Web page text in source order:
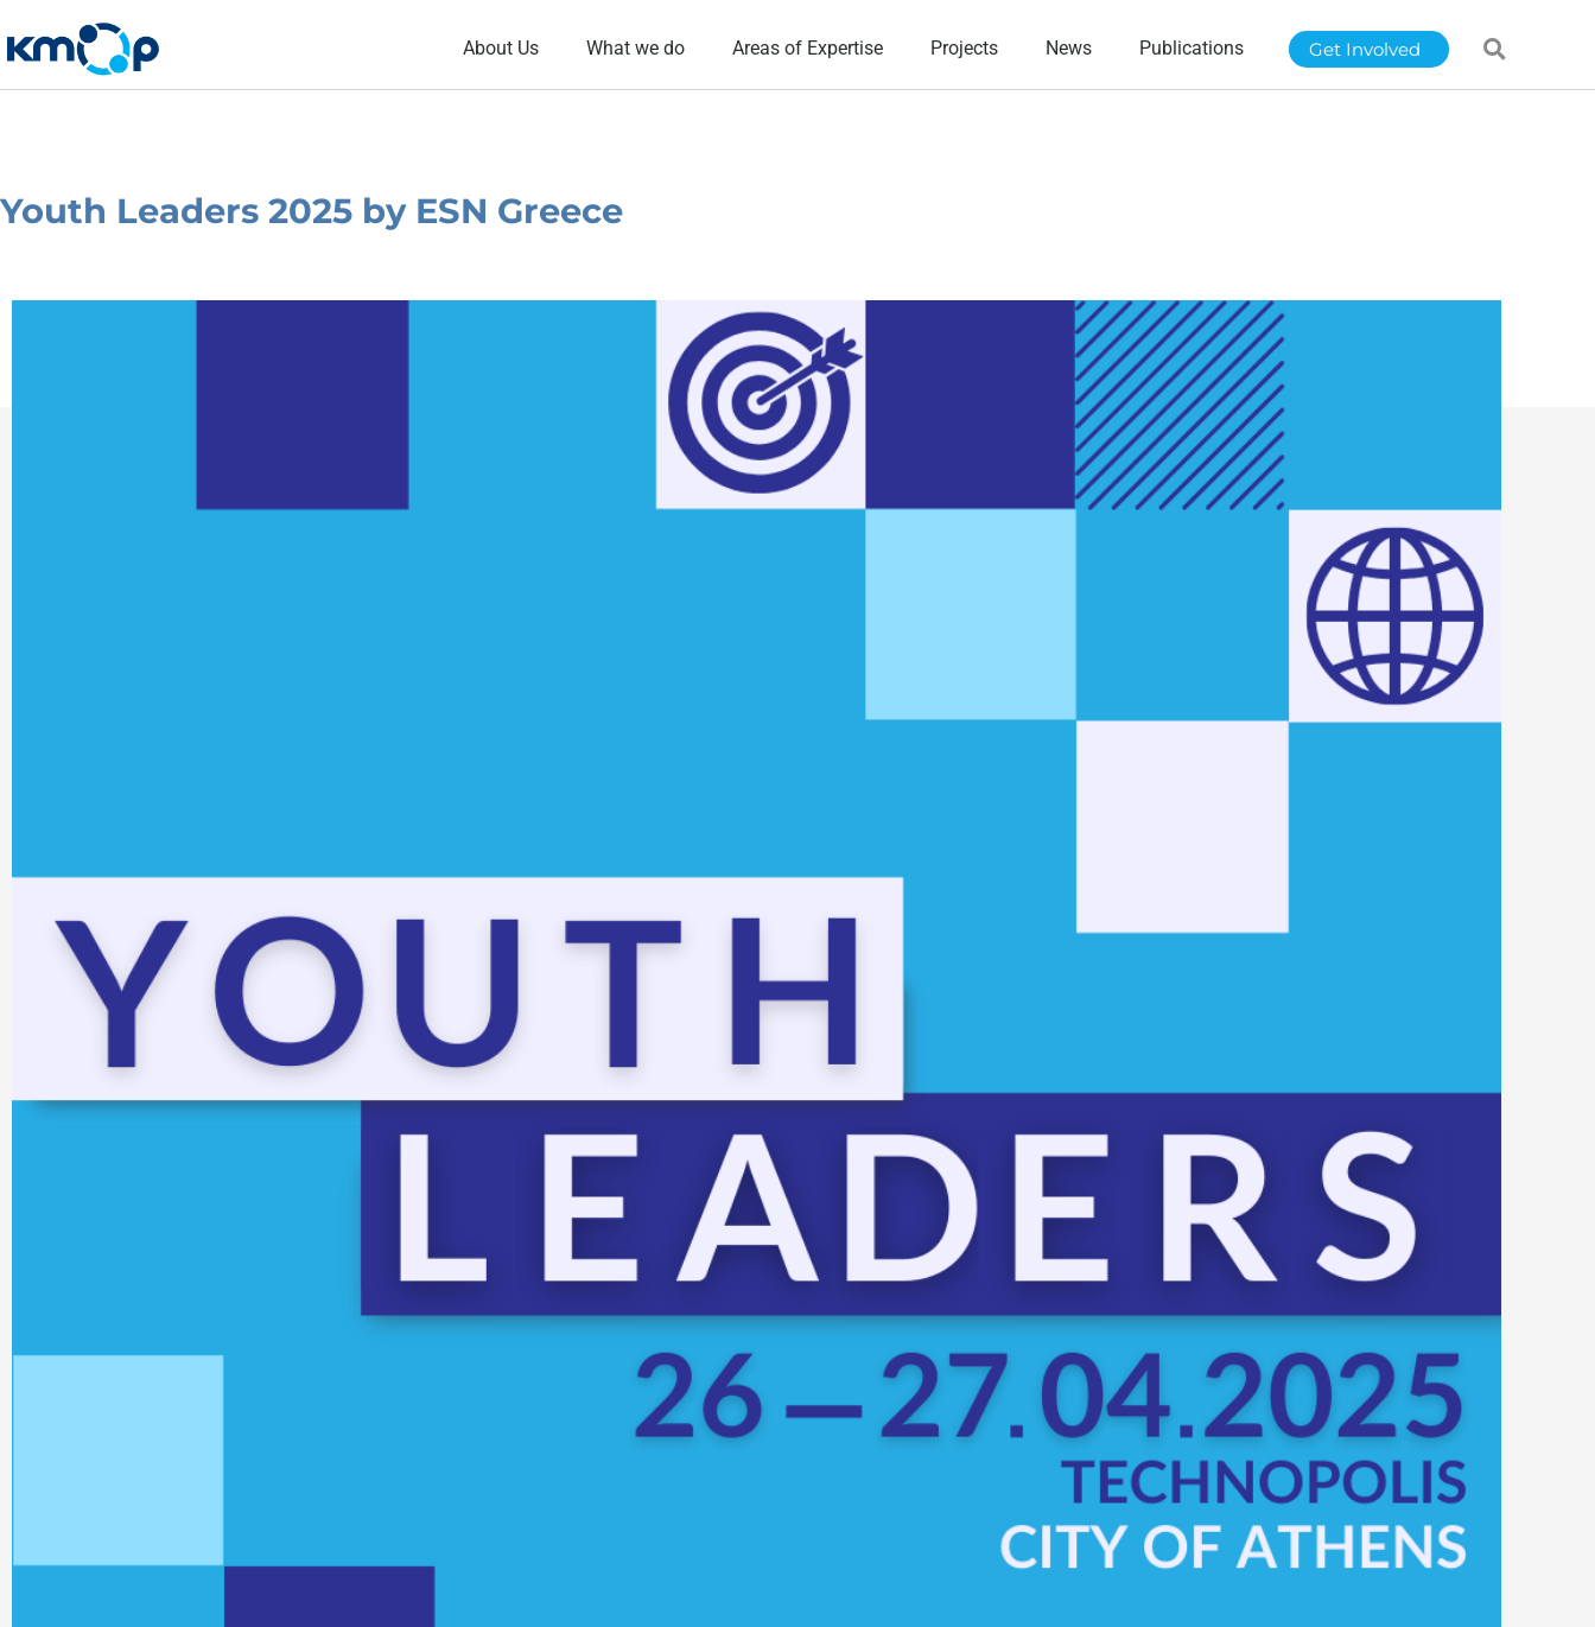
to
content
About Us What we do Areas of Expertise Projects News Publications Get Involved
Youth Leaders 2025 by ESN Greece